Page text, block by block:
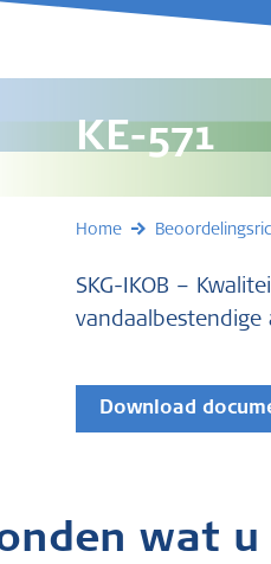
KE-571
Home
SKG-IKOB –
vandaalbestendige
Download
wat u